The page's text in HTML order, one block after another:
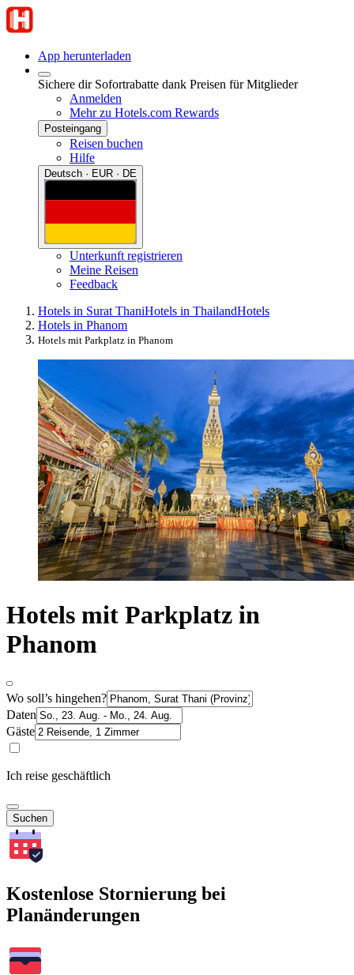
App herunterladen
Sichere dir Sofortrabatte dank Preisen für Mitglieder
Anmelden
Mehr zu Hotels.com Rewards
Posteingang
Reisen buchen
Hilfe
Deutsch · EUR · DE
Unterkunft registrieren
Meine Reisen
Feedback
Hotels in Surat ThaniHotels in ThailandHotels
Hotels in Phanom
Hotels mit Parkplatz in Phanom
Hotels mit Parkplatz in
Phanom
Wo soll’s hingehen?
Daten
Gäste
Ich reise geschäftlich
Suchen
Kostenlose Stornierung bei
Planänderungen